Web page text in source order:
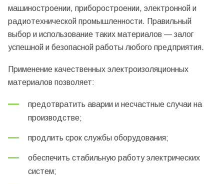
машиностроении, приборостроении, электронной и
радиотехнической промышленности. Правильный
выбор и использование таких материалов — залог
успешной и безопасной работы любого предприятия.
Применение качественных электроизоляционных
материалов позволяет:
предотвратить аварии и несчастные случаи на
производстве;
продлить срок службы оборудования;
обеспечить стабильную работу электрических
систем;